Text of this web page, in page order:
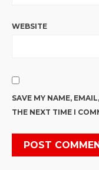
WEBSITE
SAVE MY NAME,
THE NEXT TIME I